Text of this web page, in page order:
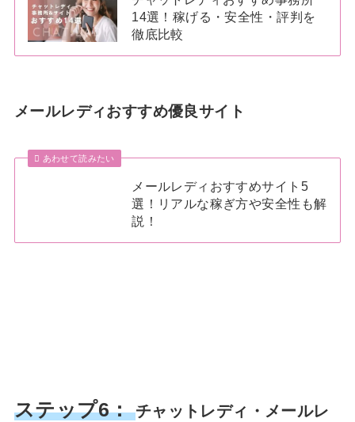
14選！稼げる・安全性・評判を
徹底比較
メールレディおすすめ優良サイト
あわせて読みたい
メールレディおすすめサイト5
選！リアルな稼ぎ方や安全性も解
説！
ステップ6： チャットレディ・メールレ